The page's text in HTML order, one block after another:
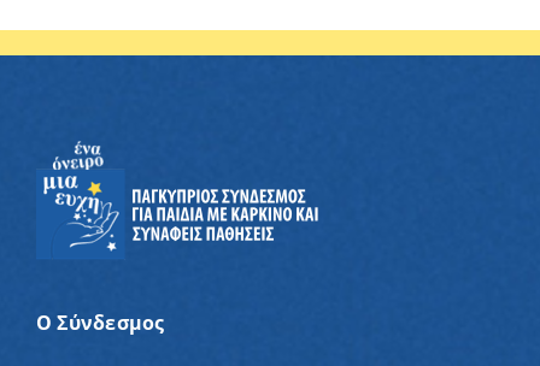
Ο Σύνδεσμος